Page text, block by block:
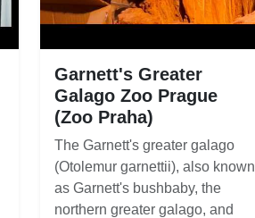
Garnett's Greater
Galago Zoo Prague
(Zoo Praha)
The Garnett's greater galago
(Otolemur garnettii), also known
as Garnett's bushbaby, the
northern greater galago, and